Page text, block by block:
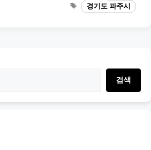
Tags경기도 파주시
검색